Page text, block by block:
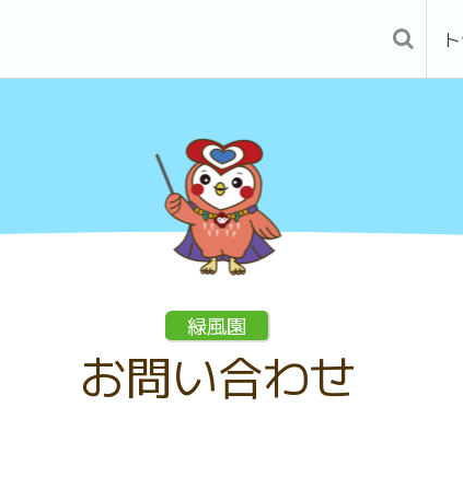
緑風園
お問い合わせ